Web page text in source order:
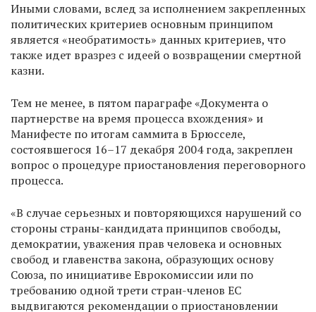
Иными словами, вслед за исполнением закрепленных
политических критериев основным принципом
является «необратимость» данных критериев, что
также идет вразрез с идеей о возвращении смертной
казни.
Тем не менее, в пятом параграфе «Документа о
партнерстве на время процесса вхождения» и
Манифесте по итогам саммита в Брюсселе,
состоявшегося 16–17 декабря 2004 года, закреплен
вопрос о процедуре приостановления переговорного
процесса.
«В случае серьезных и повторяющихся нарушений со
стороны страны-кандидата принципов свободы,
демократии, уважения прав человека и основных
свобод и главенства закона, образующих основу
Союза, по инициативе Еврокомиссии или по
требованию одной трети стран-членов ЕС
выдвигаются рекомендации о приостановлении